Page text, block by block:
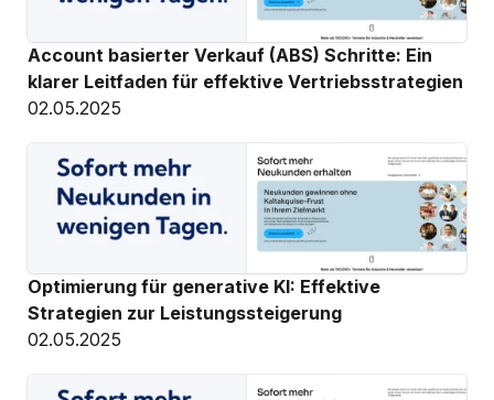
Account basierter Verkauf (ABS) Schritte: Ein
klarer Leitfaden für effektive Vertriebsstrategien
02.05.2025
Optimierung für generative KI: Effektive
Strategien zur Leistungssteigerung
02.05.2025